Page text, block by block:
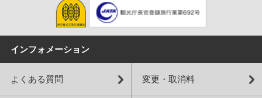
インフォメーション
よくある質問 変更・取消料